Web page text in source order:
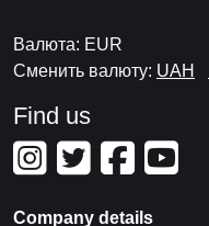
Валюта: EUR
Сменить валюту: UAH
Find us
Company details